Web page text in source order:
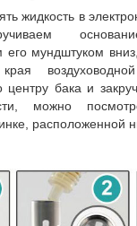
жидкость в
его мундштуком
бака и
можно
расположенной